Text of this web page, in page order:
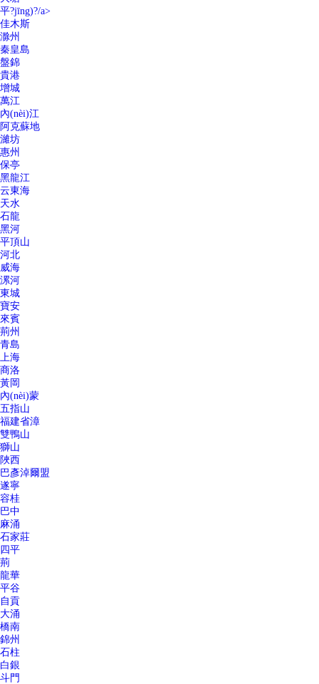
平?jīng)?/a>
佳木斯
滁州
秦皇島
盤錦
貴港
增城
萬江
內(nèi)江
阿克蘇地
濰坊
惠州
保亭
黑龍江
云東海
天水
石龍
黑河
平頂山
河北
威海
漯河
東城
寶安
來賓
荊州
青島
上海
商洛
黃岡
內(nèi)蒙
五指山
福建省漳
雙鴨山
獅山
陜西
巴彥淖爾盟
遂寧
容桂
巴中
麻涌
石家莊
四平
荊
龍華
平谷
自貢
大涌
橋南
錦州
石柱
白銀
斗門